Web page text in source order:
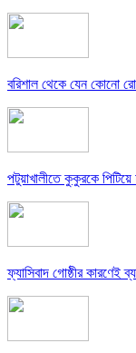
বরিশাল থেকে যেন কোনো
পটুয়াখালীতে কুকুরকে
ফ্যাসিবাদ গোষ্ঠীর কারণেই